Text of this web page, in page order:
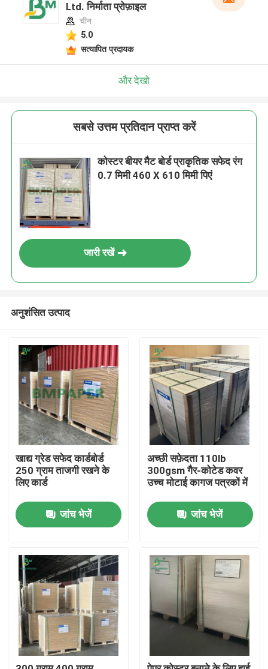
होम
उत्पाद
हमारे बारे में
Ltd. निर्माता प्रोफ़ाइल
चीन
5.0
सत्यापित प्रदायक
और देखो
सबसे उत्तम प्रतिदान प्राप्त करें
कोस्टर बीयर मैट बोर्ड प्राकृतिक सफेद रंग
0.7 मिमी 460 X 610 मिमी पिएं
जारी रखें
अनुशंसित उत्पाद
खाद्य ग्रेड सफेद कार्डबोर्ड
250 ग्राम ताजगी रखने के
लिए कार्ड
जांच भेजें
अच्छी सफ़ेदता 110lb
300gsm गैर-कोटेड कवर
उच्च मोटाई कागज पत्रकों में
जांच भेजें